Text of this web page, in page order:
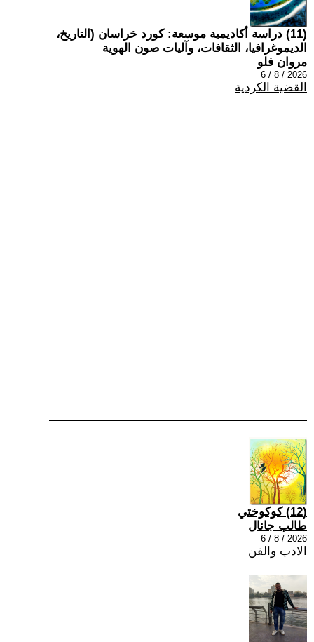
(11) دراسة أكاديمية موسعة: كورد خراسان (التاريخ،
الديموغرافيا، الثقافات، وآليات صون الهوية
مروان فلو
2026 / 8 / 6
القضية الكردية
(12) كوكوختي
طالب جانال
2026 / 8 / 6
الادب والفن